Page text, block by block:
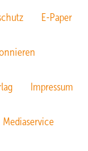
E-Paper
Impressum
Mediaservice